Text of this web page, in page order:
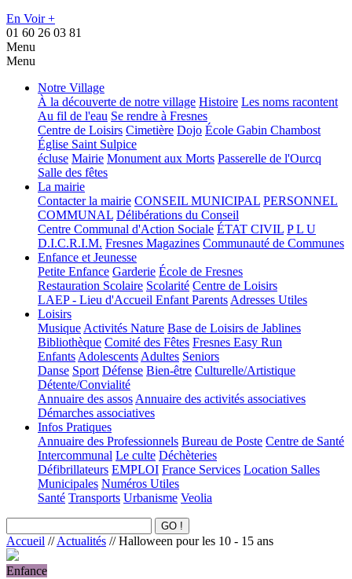
En Voir +
01 60 26 03 81
Menu
Menu
Notre Village
À la découverte de notre village Histoire Les noms racontent
Au fil de l'eau Se rendre à Fresnes
Centre de Loisirs Cimetière Dojo École Gabin Chambost
Église Saint Sulpice
écluse Mairie Monument aux Morts Passerelle de l'Ourcq
Salle des fêtes
La mairie
Contacter la mairie CONSEIL MUNICIPAL PERSONNEL
COMMUNAL Délibérations du Conseil
Centre Communal d'Action Sociale ÉTAT CIVIL P L U
D.I.C.R.I.M. Fresnes Magazines Communauté de Communes
Enfance et Jeunesse
Petite Enfance Garderie École de Fresnes
Restauration Scolaire Scolarité Centre de Loisirs
LAEP - Lieu d'Accueil Enfant ParentsAdresses Utiles
Loisirs
MusiqueActivités Nature Base de Loisirs de Jablines
Bibliothèque Comité des Fêtes Fresnes Easy Run
EnfantsAdolescentsAdultes Seniors
Danse Sport Défense Bien-être Culturelle/Artistique
Détente/Convialité
Annuaire des assosAnnuaire des activités associatives
Démarches associatives
Infos Pratiques
Annuaire des Professionnels Bureau de Poste Centre de Santé
Intercommunal Le culte Déchèteries
Défibrillateurs EMPLOI France Services Location Salles
Municipales Numéros Utiles
Santé Transports Urbanisme Veolia
Accueil //Actualités // Halloween pour les 10 - 15 ans
Enfance